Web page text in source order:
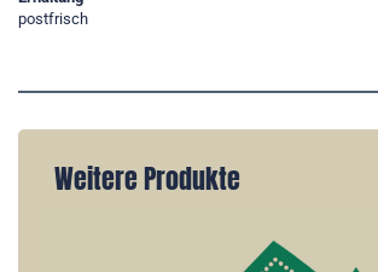
postfrisch
Weitere Produkte